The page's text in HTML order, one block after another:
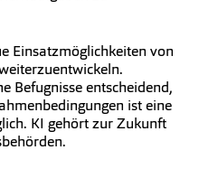
Einsatzmöglichkeiten von
Befugnisse entscheidend,
ist eine
KI gehört zur Zukunft